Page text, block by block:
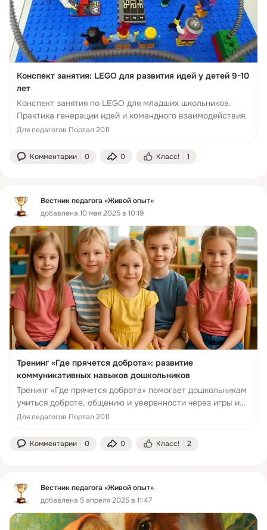
Конспект занятия: LEGO для развития идей у детей 9-10
лет
Конспект занятия по LEGO для младших школьников.
Практика генерации идей и командного взаимодействия.
Для педагогов Портал 2011
Комментарии 0 0 Класс! 1
Вестник педагога «Живой опыт»
добавлена 10 мая 2025 в 10:19
Тренинг «Где прячется доброта»: развитие
коммуникативных навыков дошкольников
Тренинг «Где прячется доброта» помогает дошкольникам
учиться доброте, общению и уверенности через игры и
психологические упражнения.
Для педагогов Портал 2011
Комментарии 0 0 Класс! 2
Вестник педагога «Живой опыт»
добавлена 5 апреля 2025 в 11:47